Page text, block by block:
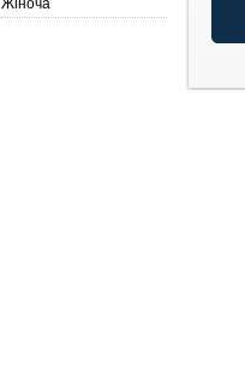
Жіноча